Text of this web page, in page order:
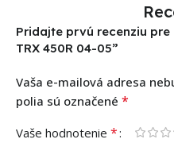
Pridajte prvú recenziu
TRX 450R 04-05”
Vaša e-mailová adresa
polia sú označené *
Vaše hodnotenie *